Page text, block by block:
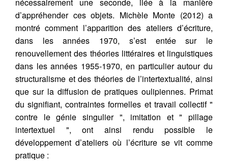
nécessairement une seconde, liée à la manière
d’appréhender ces objets. Michèle Monte (2012) a
montré comment l’apparition des ateliers d’écriture,
dans les années 1970, s’est entée sur le
renouvellement des théories littéraires et linguistiques
dans les années 1955-1970, en particulier autour du
structuralisme et des théories de l’intertextualité, ainsi
que sur la diffusion de pratiques oulipiennes. Primat
du signifiant, contraintes formelles et travail collectif "
contre le génie singulier ", imitation et " pillage
intertextuel ", ont ainsi rendu possible le
développement d’ateliers où l’écriture se vit comme
pratique :